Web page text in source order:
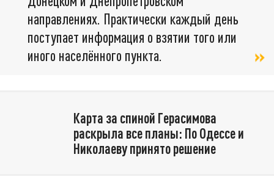
направлениях. Практически каждый день
поступает информация о взятии того или
иного населённого пункта.
Карта за спиной Герасимова
раскрыла все планы: По Одессе и
Николаеву принято решение